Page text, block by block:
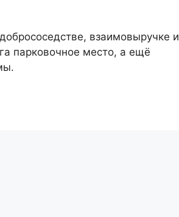
взаимовыручке и
парковочное место, а ещё